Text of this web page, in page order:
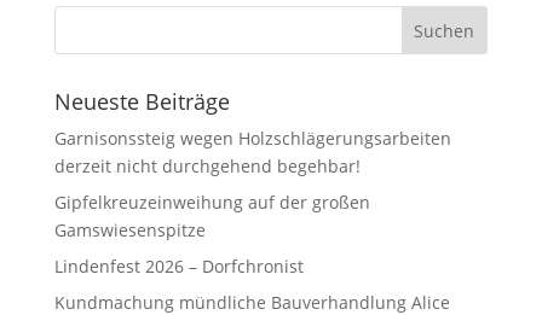
Neueste Beiträge
Garnisonssteig wegen Holzschlägerungsarbeiten
derzeit nicht durchgehend begehbar!
Gipfelkreuzeinweihung auf der großen
Gamswiesenspitze
Lindenfest 2026 – Dorfchronist
Kundmachung mündliche Bauverhandlung Alice